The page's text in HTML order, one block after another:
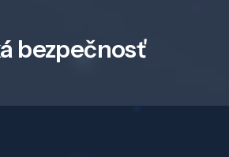
bezpečnosť